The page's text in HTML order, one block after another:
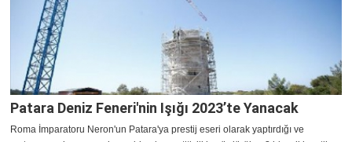
Patara Deniz Feneri'nin Işığı 2023’te Yanacak
Roma İmparatoru Neron'un Patara'ya prestij eseri olarak yaptırdığı ve